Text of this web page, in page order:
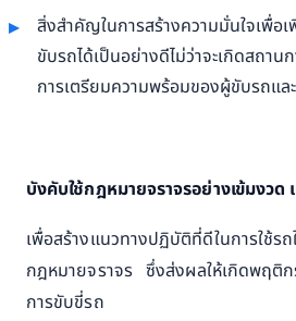
สิ่งสำคัญในการสร้างความมั่นใจเพื่อ
ขับรถได้เป็นอย่างดีไม่ว่าจะเกิดสถา
การเตรียมความพร้อมของผู้ขับรถแล
บังคับใช้กฎหมายจราจรอย่างเข้มงวด
เพื่อสร้างแนวทางปฏิบัติที่ดีในการใช้ร
กฎหมายจราจร ซึ่งส่งผลให้เกิดพฤติก
การขับขี่รถ